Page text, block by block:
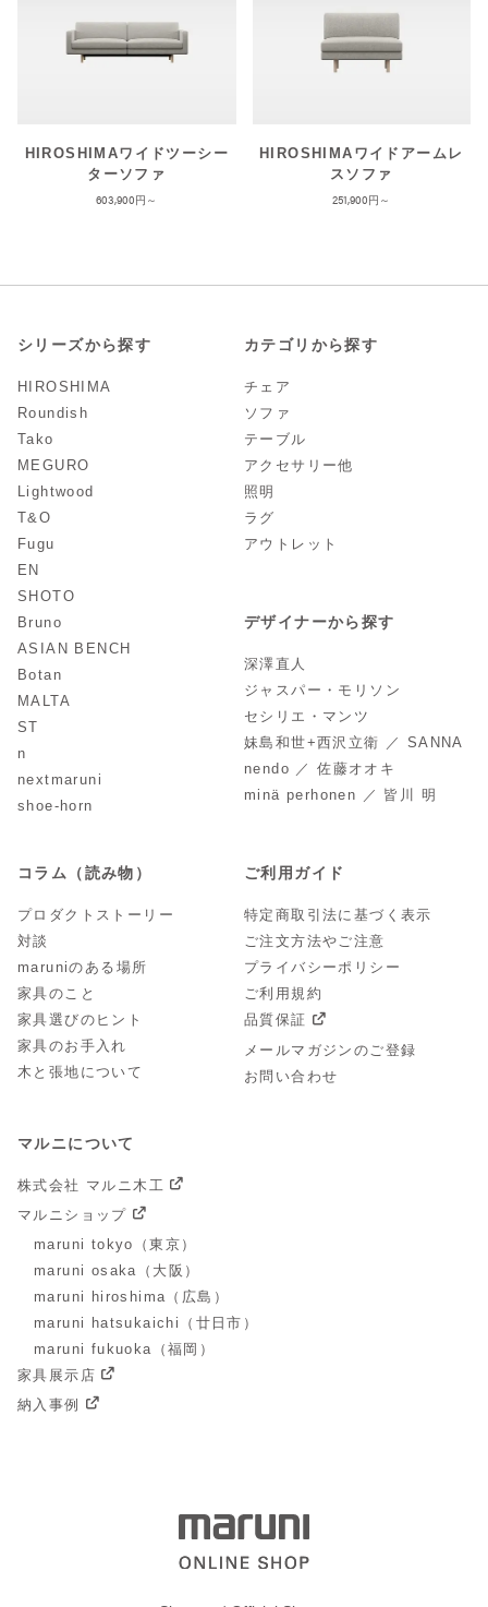
HIROSHIMAワイドツーシー
ターソファ
603,900
HIROSHIMAワイドアームレ
スソファ
251,900
シリーズから探す
HIROSHIMA
Roundish
Tako
MEGURO
Lightwood
T&O
Fugu
EN
SHOTO
Bruno
ASIAN BENCH
Botan
MALTA
ST
n
nextmaruni
shoe-horn
カテゴリから探す
チェア
ソファ
テーブル
アクセサリー他
照明
ラグ
アウトレット
デザイナーから探す
深澤直人
ジャスパー・モリソン
セシリエ・マンツ
妹島和世+西沢立衛 ／ SANNA
nendo ／ 佐藤オオキ
minä perhonen ／ 皆川 明
コラム（読み物）
プロダクトストーリー
対談
maruniのある場所
家具のこと
家具選びのヒント
家具のお手入れ
木と張地について
ご利用ガイド
特定商取引法に基づく表示
ご注文方法やご注意
プライバシーポリシー
ご利用規約
品質保証
メールマガジンのご登録
お問い合わせ
マルニについて
株式会社 マルニ木工
マルニショップ
maruni tokyo（東京）
maruni osaka（大阪）
maruni hiroshima（広島）
maruni hatsukaichi（廿日市）
maruni fukuoka（福岡）
家具展示店
納入事例